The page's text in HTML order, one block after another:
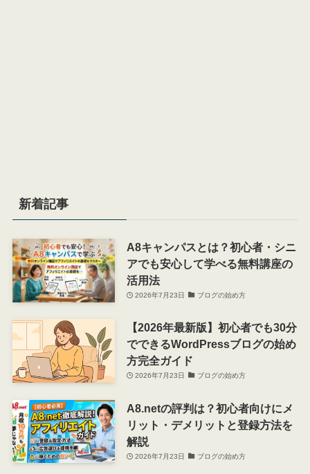
新着記事
A8キャンパスとは？初心者・シニ
アでも安心して学べる無料講座の
活用法
2026年7月23日 ブログの始め方
【2026年最新版】初心者でも30分
でできるWordPressブログの始め
方完全ガイド
2026年7月23日 ブログの始め方
A8.netの評判は？初心者向けにメ
リット・デメリットと登録方法を
解説
2026年7月23日 ブログの始め方